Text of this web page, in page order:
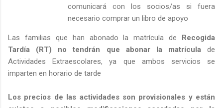
comunicará con los socios/as si fuera
necesario comprar un libro de apoyo
Las familias que han abonado la matrícula de Recogida
Tardía (RT) no tendrán que abonar la matrículade
Actividades Extraescolares, ya que ambos servicios se
imparten en horario de tarde
Los precios de las actividades son provisionales y están